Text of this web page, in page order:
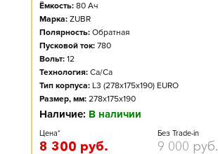
Ёмкость: 80 Ач
Марка: ZUBR
Полярность: Обратная
Пусковой ток: 780
Вольт: 12
Технология: Ca/Ca
Тип корпуса: L3 (278x175x190) EURO
Размер, мм: 278x175x190
Наличие: В наличии
Цена*
8 300 руб.
Без Trade-in
9 000 руб.